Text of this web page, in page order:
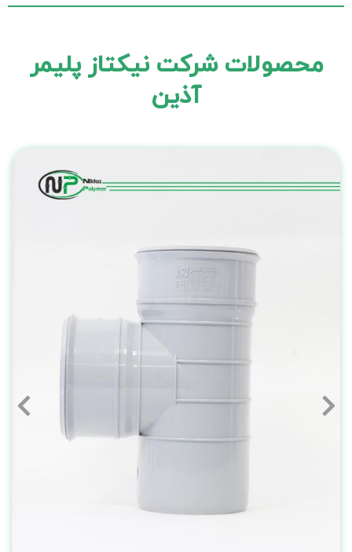
محصولات شرکت نیکتاز پلیمر
آذین